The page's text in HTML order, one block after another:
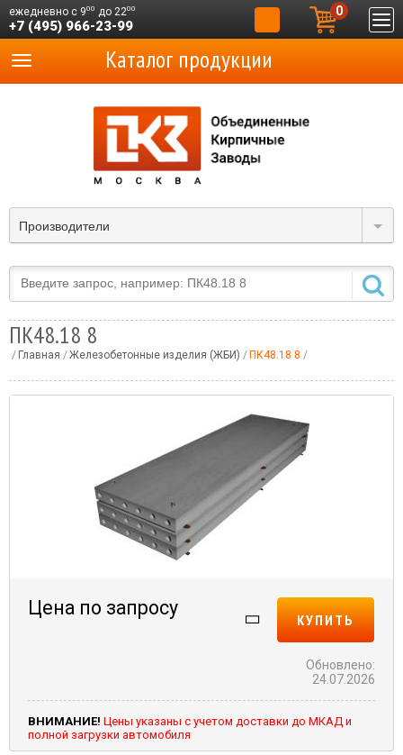
ежедневно с 900 до 2200
+7 (495) 966-23-99
0
Производители
Каталог продукции
ПК48.18 8
Главная Железобетонные изделия (ЖБИ) ПК48.18 8
Цена по запросу
КУПИТЬ
Обновлено:
24.07.2026
ВНИМАНИЕ! Цены указаны с учетом доставки до МКАД и
полной загрузки автомобиля